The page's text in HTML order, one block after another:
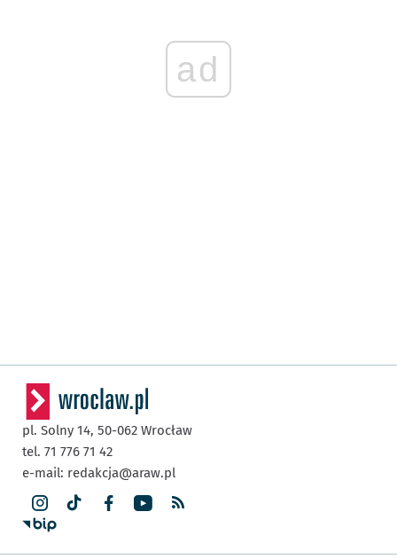
ad
pl. Solny 14, 50-062 Wrocław
tel. 71 776 71 42
e-mail: redakcja@araw.pl